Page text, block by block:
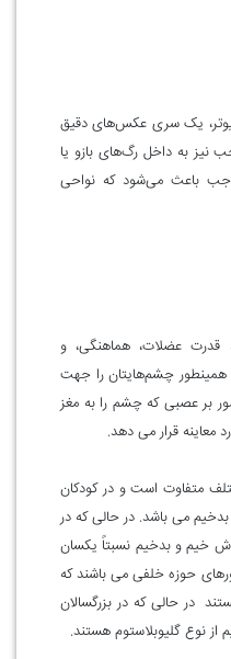
یک سری عکس‌های دقیق
نیز به داخل رگ‌های بازو یا
باعث می‌شود که نواحی
قدرت عضلات، هماهنگی، و
چشم‌هایتان را جهت
بر عصبی که چشم را به مغز
معاینه قرار می دهد.
متفاوت است و در کودکان
از نوع بدخیم می باشد. در حالی که در
خیم و بدخیم نسبتاً یکسان
حوزه خلفی می باشند که
در حالی که در بزرگسالان